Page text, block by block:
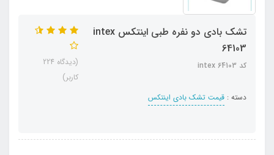
تشک بادی دو نفره طبی اینتکس intex
64103
کد intex 64103
دسته : قیمت تشک بادی اینتکس
(دیدگاه 224
کاربر)